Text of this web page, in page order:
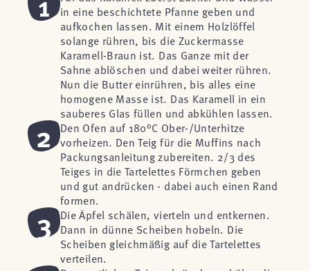
in eine beschichtete Pfanne geben und
aufkochen lassen. Mit einem Holzlöffel
solange rühren, bis die Zuckermasse
Karamell-Braun ist. Das Ganze mit der
Sahne ablöschen und dabei weiter rühren.
Nun die Butter einrühren, bis alles eine
homogene Masse ist. Das Karamell in ein
sauberes Glas füllen und abkühlen lassen.
2
Den Ofen auf 180°C Ober-/Unterhitze
vorheizen. Den Teig für die Muffins nach
Packungsanleitung zubereiten. 2/3 des
Teiges in die Tartelettes Förmchen geben
und gut andrücken - dabei auch einen Rand
formen.
3
Die Äpfel schälen, vierteln und entkernen.
Dann in dünne Scheiben hobeln. Die
Scheiben gleichmäßig auf die Tartelettes
verteilen.